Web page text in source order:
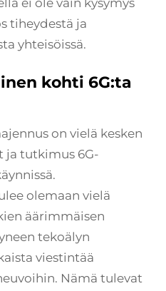
ei ole vain kysymys
tiheydestä ja
yhteisöissä.
kohti 6G:ta
on vielä kesken
ja tutkimus 6G-
olemaan vielä
äärimmäisen
tekoälyn
viestintää
Nämä tulevat